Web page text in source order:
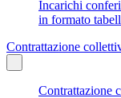
Incarichi
in formato
Contrattazione
Contrattazione